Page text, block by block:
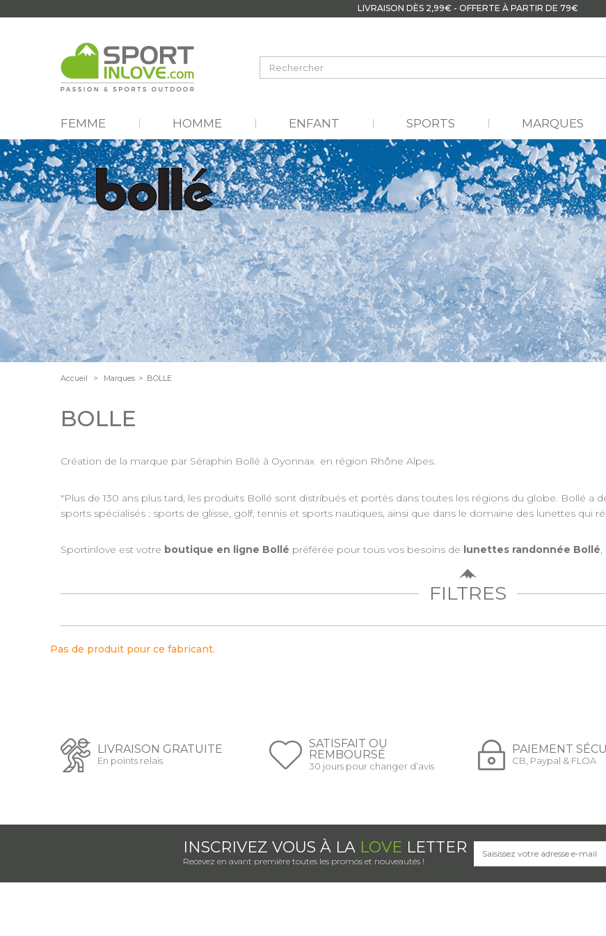
LIVRAISON DÈS 2,99€ - OFFERTE À PARTIR DE 79€
FEMME HOMME ENFANT SPORTS MARQUES
Accueil > Marques > BOLLE
BOLLE
Création de la marque par Séraphin Bollé à Oyonnax en région Rhône Alpes.
"Plus de 130 ans plus tard, les produits Bollé sont distribués et portés dans toutes les régions du globe. Bollé a
sports spécialisés : sports de glisse, golf, tennis et sports nautiques, ainsi que dans le domaine des lunettes qui
Sportinlove est votre boutique en ligne Bollé préférée pour tous vos besoins de lunettes randonnée Bollé,
FILTRES
Pas de produit pour ce fabricant.
LIVRAISON GRATUITE
En points relais
SATISFAIT OU
REMBOURSÉ
30 jours pour changer d’avis
PAIEMENT
CB, Paypal & FLOA
INSCRIVEZ VOUS À LA LOVE LETTER
Recevez en avant première toutes les promos et nouveautés !